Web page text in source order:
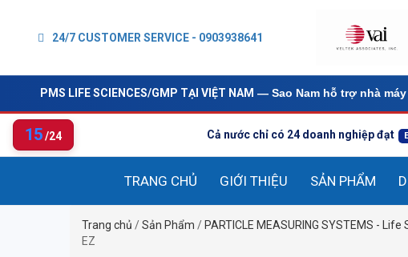
24/7 CUSTOMER SERVICE - 0903938641
PMS LIFE SCIENCES/GMP TẠI VIỆT NAM — Sao Nam hỗ trợ nhà
15/24 Cả nước chỉ có 24 doanh nghiệp đạt
TRANG CHỦ GIỚI THIỆU SẢN PHẨM
Trang chủ /Sản Phẩm / PARTICLE MEASURING SYSTEMS -
EZ